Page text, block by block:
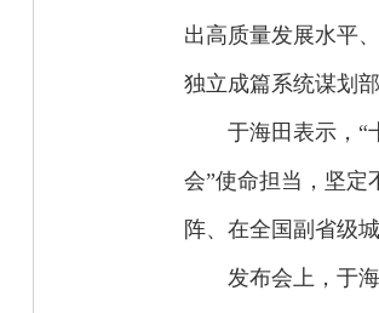
出高质量发展水平
独立成篇系统谋划
于海田表示，“
会”使命担当，坚定
阵、在全国副省级
发布会上，于